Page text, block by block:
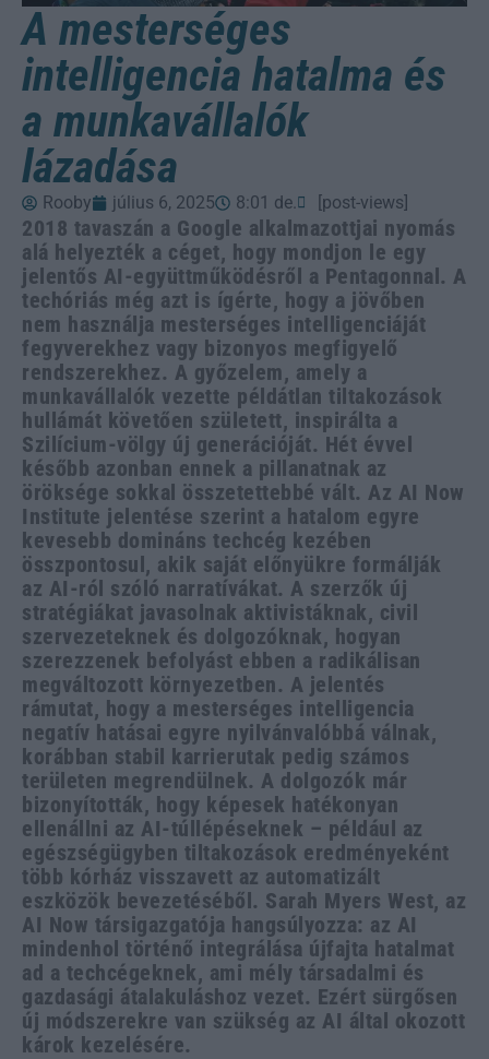
A mesterséges
intelligencia hatalma és
a munkavállalók
lázadása
Rooby július 6, 2025 8:01 de. [post-views]
2018 tavaszán a Google alkalmazottjai nyomás
alá helyezték a céget, hogy mondjon le egy
jelentős AI-együttműködésről a Pentagonnal. A
techóriás még azt is ígérte, hogy a jövőben
nem használja mesterséges intelligenciáját
fegyverekhez vagy bizonyos megfigyelő
rendszerekhez. A győzelem, amely a
munkavállalók vezette példátlan tiltakozások
hullámát követően született, inspirálta a
Szilícium-völgy új generációját. Hét évvel
később azonban ennek a pillanatnak az
öröksége sokkal összetettebbé vált. Az AI Now
Institute jelentése szerint a hatalom egyre
kevesebb domináns techcég kezében
összpontosul, akik saját előnyükre formálják
az AI-ról szóló narratívákat. A szerzők új
stratégiákat javasolnak aktivistáknak, civil
szervezeteknek és dolgozóknak, hogyan
szerezzenek befolyást ebben a radikálisan
megváltozott környezetben. A jelentés
rámutat, hogy a mesterséges intelligencia
negatív hatásai egyre nyilvánvalóbbá válnak,
korábban stabil karrierutak pedig számos
területen megrendülnek. A dolgozók már
bizonyították, hogy képesek hatékonyan
ellenállni az AI-túllépéseknek – például az
egészségügyben tiltakozások eredményeként
több kórház visszavett az automatizált
eszközök bevezetéséből. Sarah Myers West, az
AI Now társigazgatója hangsúlyozza: az AI
mindenhol történő integrálása újfajta hatalmat
ad a techcégeknek, ami mély társadalmi és
gazdasági átalakuláshoz vezet. Ezért sürgősen
új módszerekre van szükség az AI által okozott
károk kezelésére.